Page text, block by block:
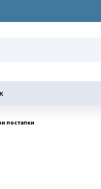
постапки